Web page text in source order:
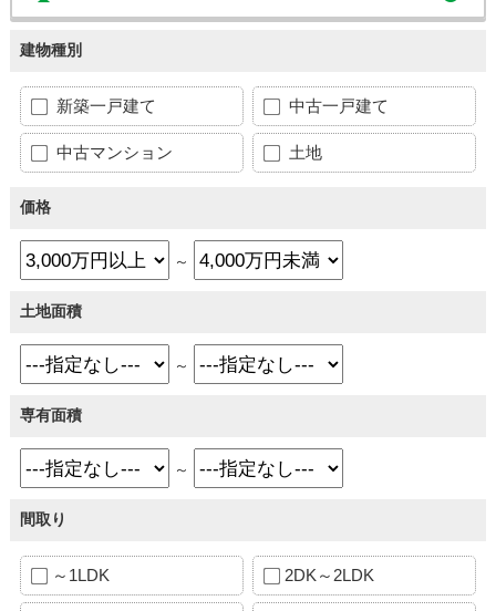
建物種別
新築一戸建て 中古一戸建て
中古マンション 土地
価格
～
土地面積
～
専有面積
～
間取り
～1LDK 2DK～2LDK